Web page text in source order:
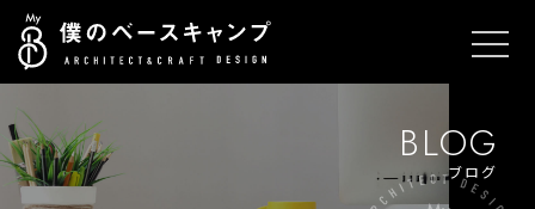
BLOG
ブログ